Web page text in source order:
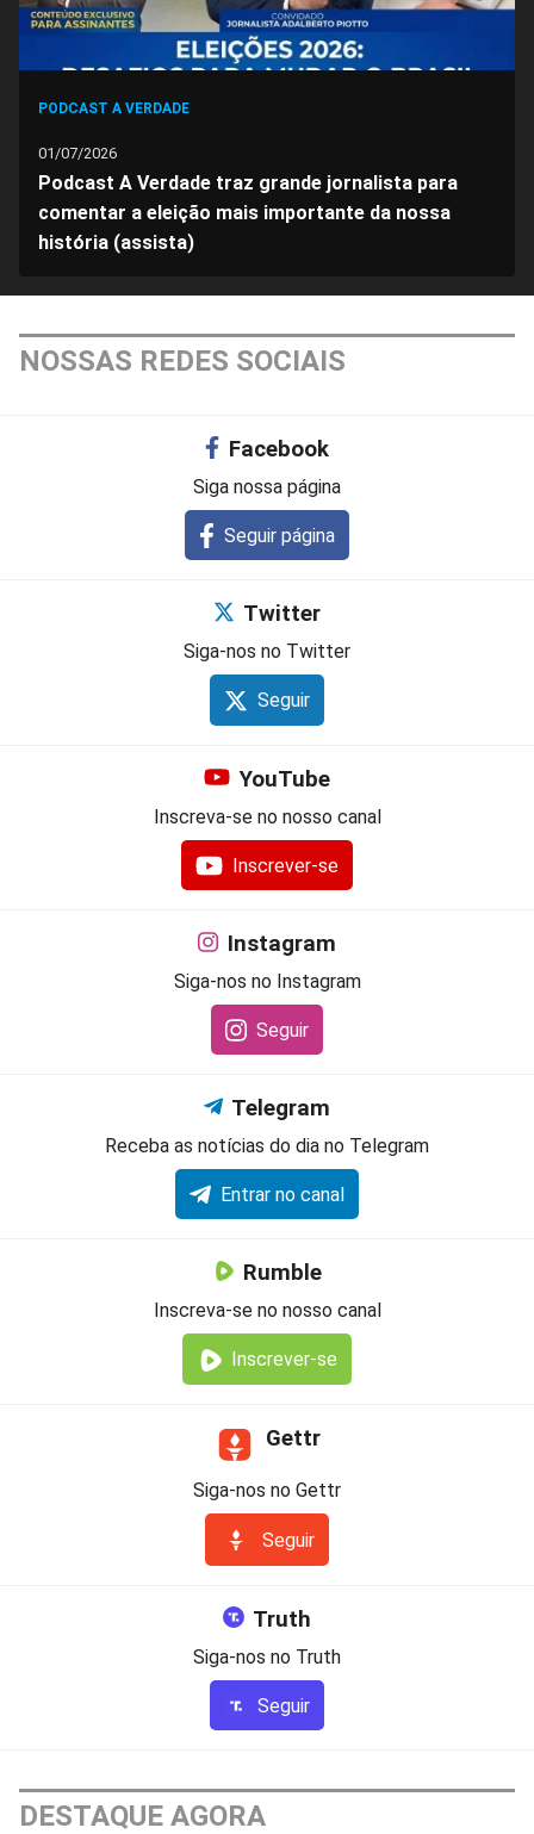
PODCAST A VERDADE
01/07/2026
Podcast A Verdade traz grande jornalista para
comentar a eleição mais importante da nossa
história (assista)
NOSSAS REDES SOCIAIS
Facebook
Siga nossa página
Seguir página
Twitter
Siga-nos no Twitter
Seguir
YouTube
Inscreva-se no nosso canal
Inscrever-se
Instagram
Siga-nos no Instagram
Seguir
Telegram
Receba as notícias do dia no Telegram
Entrar no canal
Rumble
Inscreva-se no nosso canal
Inscrever-se
Gettr
Siga-nos no Gettr
Seguir
Truth
Siga-nos no Truth
Seguir
DESTAQUE AGORA